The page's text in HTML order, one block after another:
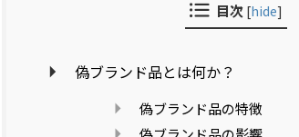
目次[hide]
偽ブランド品とは何か？
偽ブランド品の特徴